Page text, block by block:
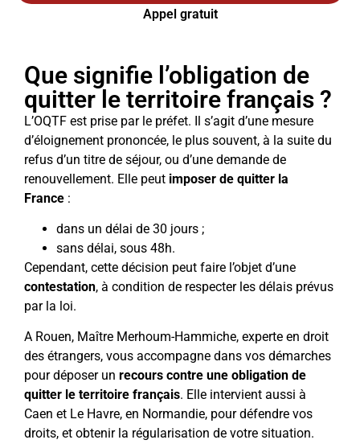
Appel gratuit
Que signifie l’obligation de
quitter le territoire français ?
L’OQTF est prise par le préfet. Il s’agit d’une mesure
d’éloignement prononcée, le plus souvent, à la suite du
refus d’un titre de séjour, ou d’une demande de
renouvellement. Elle peut imposer de quitter la
France :
dans un délai de 30 jours ;
sans délai, sous 48h.
Cependant, cette décision peut faire l’objet d’une
contestation, à condition de respecter les délais prévus
par la loi.
A Rouen, Maître Merhoum-Hammiche, experte en droit
des étrangers, vous accompagne dans vos démarches
pour déposer un recours contre une obligation de
quitter le territoire français. Elle intervient aussi à
Caen et Le Havre, en Normandie, pour défendre vos
droits, et obtenir la régularisation de votre situation.